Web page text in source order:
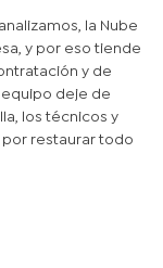
la Nube
y por eso tiende
y de
deje de
los técnicos y
por restaurar todo